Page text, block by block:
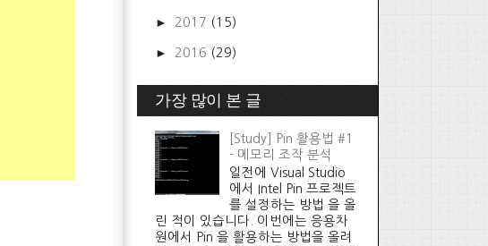
► 2017 (15)
► 2016 (29)
가장 많이 본 글
[Study] Pin 활용법 #1
- 메모리 조작 분석
일전에 Visual Studio
에서 Intel Pin 프로젝트
를 설정하는 방법 을 올
린 적이 있습니다. 이번에는 응용차
원에서 Pin 을 활용하는 방법을 올려